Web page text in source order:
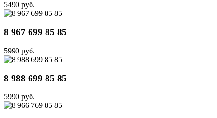
5490 руб.
8 967 699 85 85
5990 руб.
8 988 699 85 85
5990 руб.